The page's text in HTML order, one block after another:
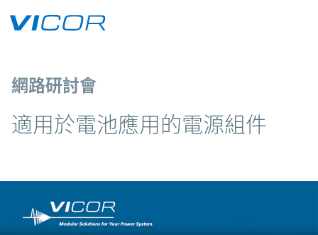
網路研討會
適用於電池應用的電源組件